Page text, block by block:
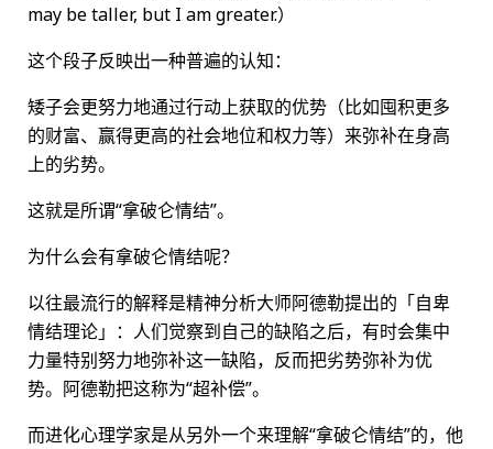
may be taller, but I am greater.）
这个段子反映出一种普遍的认知：
矮子会更努力地通过行动上获取的优势（比如囤积更多
的财富、赢得更高的社会地位和权力等）来弥补在身高
上的劣势。
这就是所谓“拿破仑情结”。
为什么会有拿破仑情结呢？
以往最流行的解释是精神分析大师阿德勒提出的「自卑
情结理论」：人们觉察到自己的缺陷之后，有时会集中
力量特别努力地弥补这一缺陷，反而把劣势弥补为优
势。阿德勒把这称为“超补偿”。
而进化心理学家是从另外一个来理解“拿破仑情结”的，他